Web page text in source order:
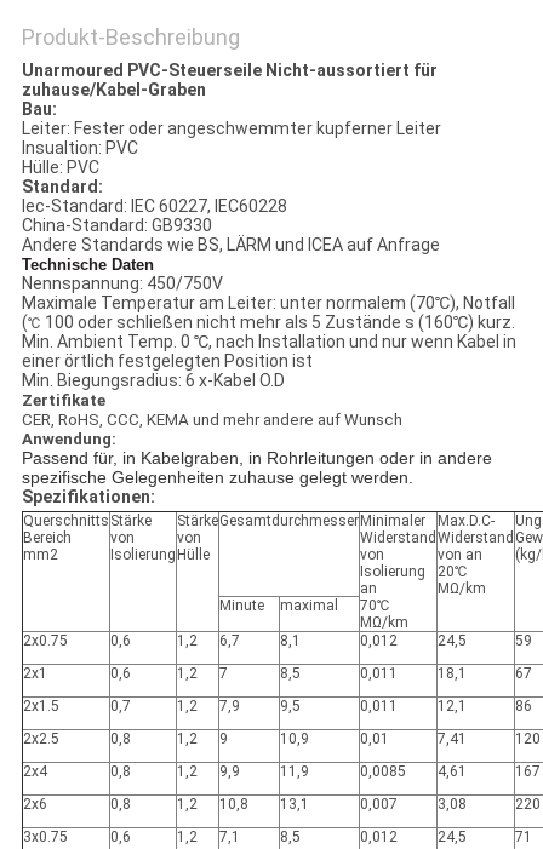
Produkt-Beschreibung
Unarmoured PVC-Steuerseile Nicht-aussortiert für
zuhause/Kabel-Graben
Bau:
Leiter: Fester oder angeschwemmter kupferner Leiter
Insualtion: PVC
Hülle: PVC
Standard:
Iec-Standard: IEC 60227, IEC60228
China-Standard: GB9330
Andere Standards wie BS, LÄRM und ICEA auf Anfrage
Technische Daten
Nennspannung: 450/750V
Maximale Temperatur am Leiter: unter normalem (70℃), Notfall
(℃ 100 oder schließen nicht mehr als 5 Zustände s (160℃) kurz.
Min. Ambient Temp. 0 ℃, nach Installation und nur wenn Kabel in
einer örtlich festgelegten Position ist
Min. Biegungsradius: 6 x-Kabel O.D
Zertifikate
CER, RoHS, CCC, KEMA und mehr andere auf Wunsch
Anwendung:
Passend für, in Kabelgraben, in Rohrleitungen oder in andere
spezifische Gelegenheiten zuhause gelegt werden.
Spezifikationen:
Querschnitts
Bereich
mm2
Stärke
von
Isolierung
Stärke
von
Hülle
Gesamtdurchmesser Minimaler
Widerstand
von
Isolierung
an
70℃
MΩ/km
Max.D.C-
Widerstand
von an
20℃
MΩ/km
Minute maximal
2x0.75 0,6 1,2 6,7 8,1 0,012 24,5
59
2x1
0,6 1,2 7 8,5 0,011 18,1
67
2x1.5
0,7 1,2 7,9 9,5 0,011 12,1
86
2x2.5
0,8 1,2 9 10,9 0,01 7,41
120
2x4
0,8 1,2 9,9 11,9 0,0085 4,61
167
2x6
0,8 1,2 10,8 13,1 0,007 3,08
220
3x0.75
0,6 1,2 7,1 8,5 0,012 24,5 71